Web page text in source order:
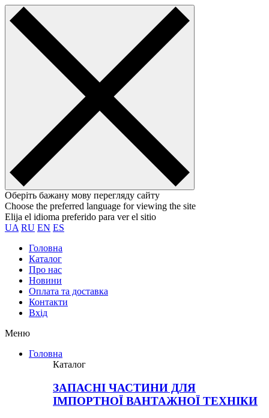
Оберіть бажану мову перегляду сайту
Choose the preferred language for viewing the site
Elija el idioma preferido para ver el sitio
UA RU EN ES
Головна
Каталог
Про нас
Новини
Оплата та доставка
Контакти
Вхiд
Меню
Головна
Каталог
ЗАПАСНІ ЧАСТИНИ ДЛЯ
ІМПОРТНОЇ ВАНТАЖНОЇ ТЕХНІКИ